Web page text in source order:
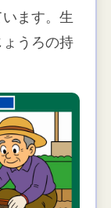
ます。生
うろの持